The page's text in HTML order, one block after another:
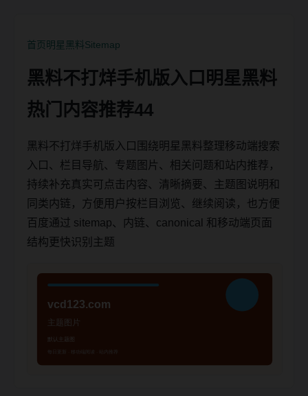
首页明星黑料Sitemap
黑料不打烊手机版入口明星黑料
热门内容推荐44
黑料不打烊手机版入口围绕明星黑料整理移动端搜索
入口、栏目导航、专题图片、相关问题和站内推荐，
持续补充真实可点击内容、清晰摘要、主题图说明和
同类内链，方便用户按栏目浏览、继续阅读，也方便
百度通过 sitemap、内链、canonical 和移动端页面
结构更快识别主题